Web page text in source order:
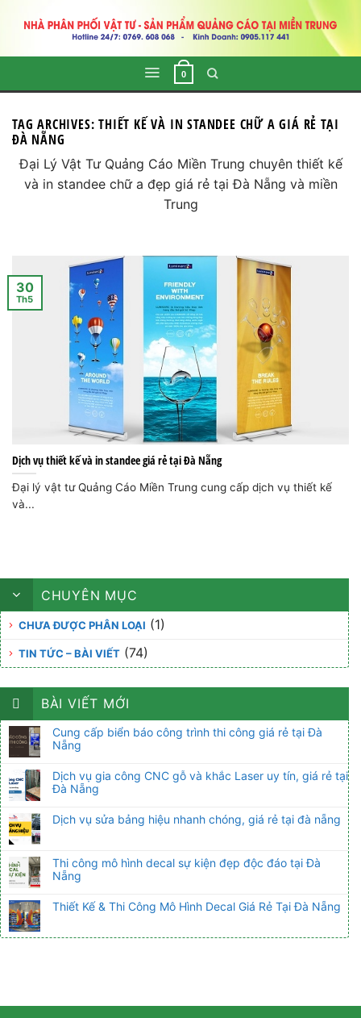
0
TAG ARCHIVES:THIẾT KẾ VÀ IN STANDEE CHỮ A GIÁ RẺ TẠI
ĐÀ NẴNG
Đại Lý Vật Tư Quảng Cáo Miền Trung chuyên thiết kế
và in standee chữ a đẹp giá rẻ tại Đà Nẵng và miền
Trung
Dịch vụ thiết kế và in standee giá rẻ tại Đà Nẵng
Đại lý vật tư Quảng Cáo Miền Trung cung cấp dịch vụ thiết kế
và...
30
Th5
CHUYÊN MỤC
CHƯA ĐƯỢC PHÂN LOẠI (1)
TIN TỨC – BÀI VIẾT (74)
BÀI VIẾT MỚI
Cung cấp biển báo công trình thi công giá rẻ tại Đà
Nẵng
Dịch vụ gia công CNC gỗ và khắc Laser uy tín, giá rẻ tại
Đà Nẵng
Dịch vụ sửa bảng hiệu nhanh chóng, giá rẻ tại đà nẵng
Thi công mô hình decal sự kiện đẹp độc đáo tại Đà
Nẵng
Thiết Kế & Thi Công Mô Hình Decal Giá Rẻ Tại Đà Nẵng